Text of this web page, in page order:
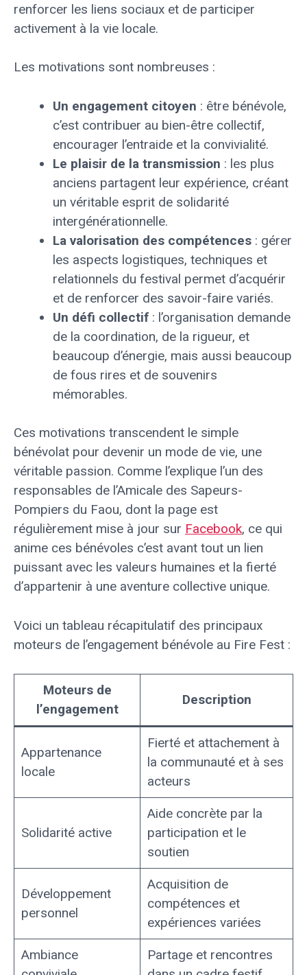
renforcer les liens sociaux et de participer
activement à la vie locale.
Les motivations sont nombreuses :
Un engagement citoyen : être bénévole,
c’est contribuer au bien-être collectif,
encourager l’entraide et la convivialité.
Le plaisir de la transmission : les plus
anciens partagent leur expérience, créant
un véritable esprit de solidarité
intergénérationnelle.
La valorisation des compétences : gérer
les aspects logistiques, techniques et
relationnels du festival permet d’acquérir
et de renforcer des savoir-faire variés.
Un défi collectif : l’organisation demande
de la coordination, de la rigueur, et
beaucoup d’énergie, mais aussi beaucoup
de fous rires et de souvenirs
mémorables.
Ces motivations transcendent le simple
bénévolat pour devenir un mode de vie, une
véritable passion. Comme l’explique l’un des
responsables de l’Amicale des Sapeurs-
Pompiers du Faou, dont la page est
régulièrement mise à jour sur Facebook, ce qui
anime ces bénévoles c’est avant tout un lien
puissant avec les valeurs humaines et la fierté
d’appartenir à une aventure collective unique.
Voici un tableau récapitulatif des principaux
moteurs de l’engagement bénévole au Fire Fest :
Moteurs de
l’engagement
Description
Appartenance
locale
Fierté et attachement à
la communauté et à ses
acteurs
Solidarité active
Aide concrète par la
participation et le
soutien
Développement
personnel
Acquisition de
compétences et
expériences variées
Ambiance
Partage et rencontres